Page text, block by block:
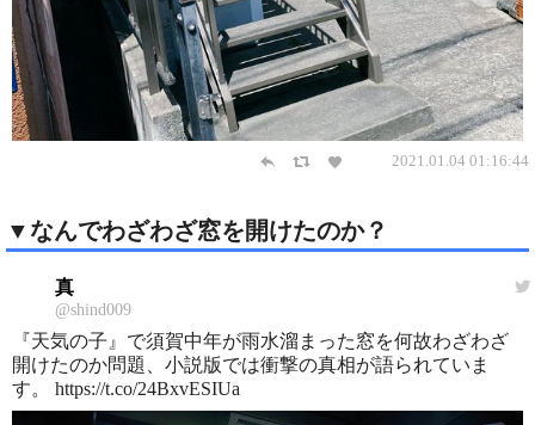
2021.01.04 01:16:44
▼なんでわざわざ窓を開けたのか？
真
@shind009
『天気の子』で須賀中年が雨水溜まった窓を何故わざわざ
開けたのか問題、小説版では衝撃の真相が語られていま
す。 https://t.co/24BxvESIUa